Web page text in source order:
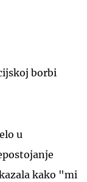
borbi
u
kako "mi